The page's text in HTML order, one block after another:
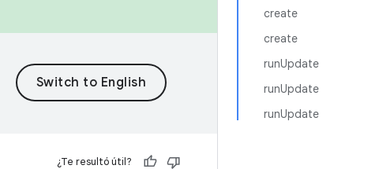
create
create
runUpdate
runUpdate
runUpdate
¿Te resultó útil?